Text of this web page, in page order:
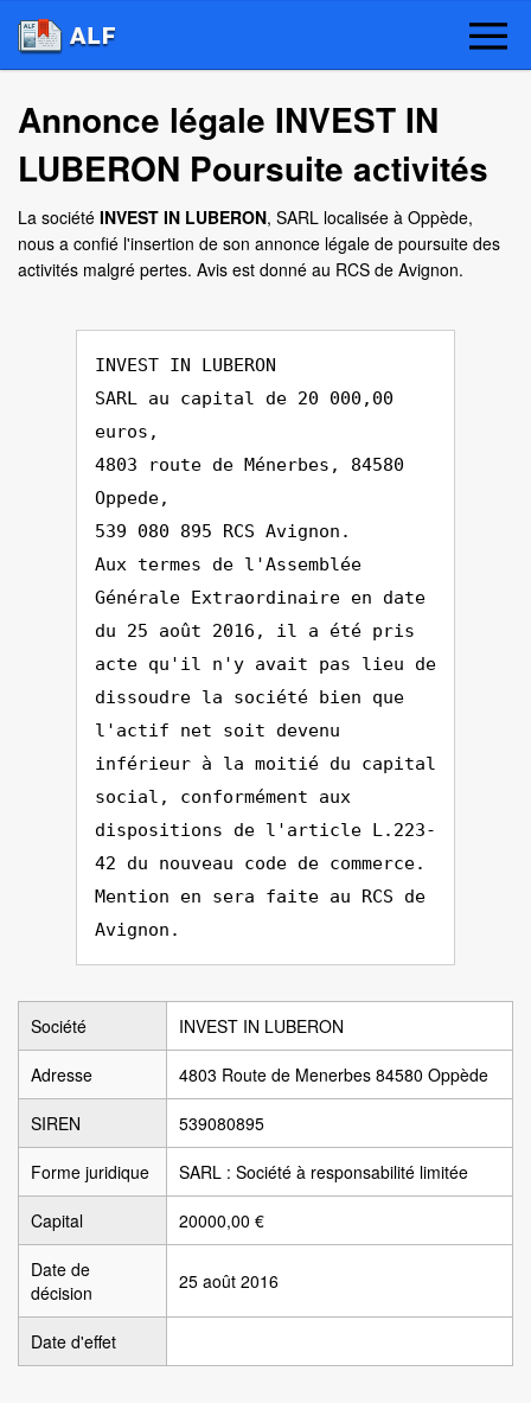
Annonce légale INVEST IN
LUBERON Poursuite activités
La société INVEST IN LUBERON, SARL localisée à Oppède,
nous a confié l'insertion de son annonce légale de poursuite des
activités malgré pertes. Avis est donné au RCS de Avignon.
INVEST IN LUBERON
SARL au capital de 20 000,00
euros,
4803 route de Ménerbes, 84580
Oppede,
539 080 895 RCS Avignon.
Aux termes de l'Assemblée
Générale Extraordinaire en date
du 25 août 2016, il a été pris
acte qu'il n'y avait pas lieu de
dissoudre la société bien que
l'actif net soit devenu
inférieur à la moitié du capital
social, conformément aux
dispositions de l'article L.223-
42 du nouveau code de commerce.
Mention en sera faite au RCS de
Avignon.
Société INVEST IN LUBERON
Adresse 4803 Route de Menerbes 84580 Oppède
SIREN 539080895
Forme juridique SARL : Société à responsabilité limitée
Capital 20000,00 €
Date de
décision
25 août 2016
Date d'effet